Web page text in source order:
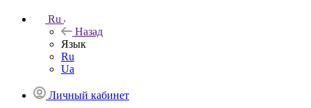
Ru
Назад
Язык
Ru
Ua
Личный кабинет